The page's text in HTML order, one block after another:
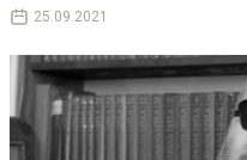
25.09.2021